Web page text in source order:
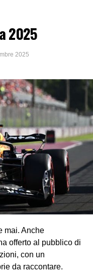
2025
2025
mai. Anche
offerto al pubblico di
con un
da raccontare.